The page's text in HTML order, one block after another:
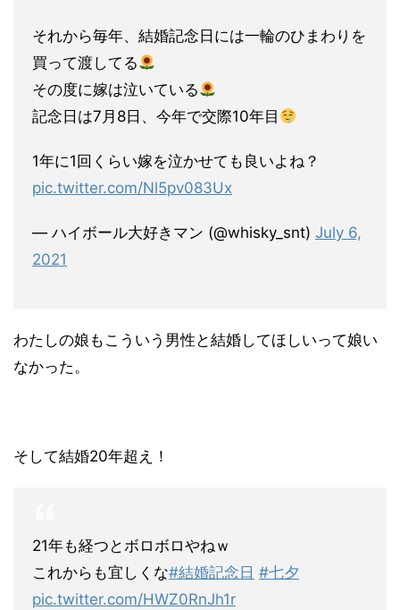
それから毎年、結婚記念日には一輪のひまわりを
買って渡してる
その度に嫁は泣いている
記念日は7月8日、今年で交際10年目
1年に1回くらい嫁を泣かせても良いよね？
pic.twitter.com/Nl5pv083Ux
— ハイボール大好きマン (@whisky_snt) July 6,
2021
わたしの娘もこういう男性と結婚してほしいって娘い
なかった。
そして結婚20年超え！
21年も経つとボロボロやねｗ
これからも宜しくな#結婚記念日 #七夕
pic.twitter.com/HWZ0RnJh1r